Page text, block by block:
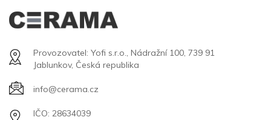
Provozovatel: Yofi s.r.o., Nádražní 100, 739 91
Jablunkov, Česká republika
info@cerama.cz
IČO: 28634039